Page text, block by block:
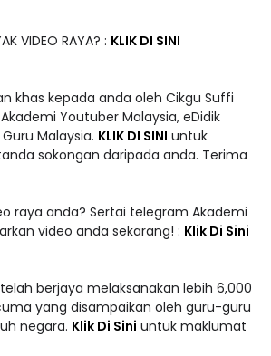
VIDEO RAYA? : KLIK DI SINI
khas kepada anda oleh Cikgu Suffi
Youtuber Malaysia, eDidik
Malaysia. KLIK DI SINI untuk
sokongan daripada anda. Terima
raya anda? Sertai telegram Akademi
video anda sekarang! : Klik Di Sini
berjaya melaksanakan lebih 6,000
yang disampaikan oleh guru-guru
negara. Klik Di Sini untuk maklumat